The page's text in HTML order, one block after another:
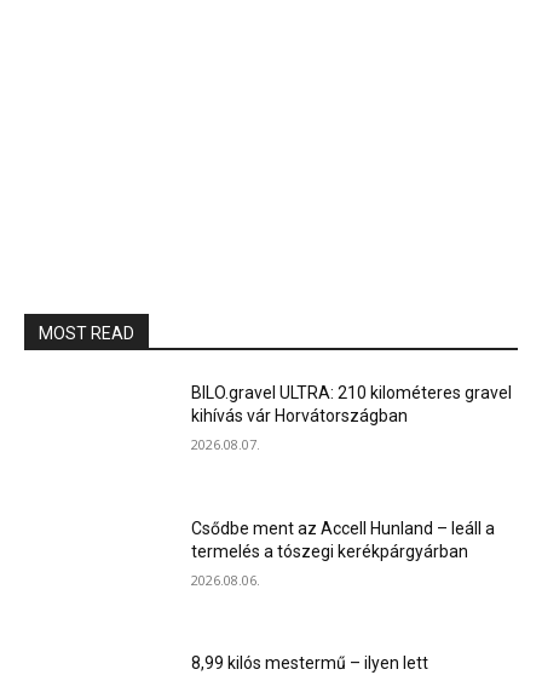
MOST READ
BILO.gravel ULTRA: 210 kilométeres gravel
kihívás vár Horvátországban
2026.08.07.
Csődbe ment az Accell Hunland – leáll a
termelés a tószegi kerékpárgyárban
2026.08.06.
8,99 kilós mestermű – ilyen lett